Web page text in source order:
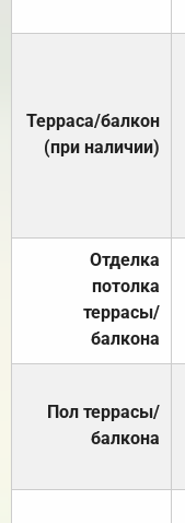
Терраса/балкон
(при наличии)
Отделка
потолка
террасы/
балкона
Пол террасы/
балкона